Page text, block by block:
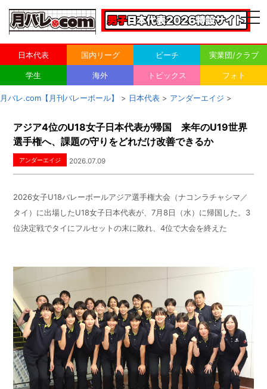
日本代表 国内リーグ ビーチ 実業団/クラブ
学生 海外 トピックス フォト
月バレ.com【月刊バレーボール】 > 日本代表 > アンダーエイジ >
アジア4位のU18女子日本代表が帰国 来年のU19世界
選手権へ、課題の守りをどれだけ改善できるか
アンダーエイジ 2026.07.09
2026女子U18バレーボールアジア選手権大会（ナコンラチャシマ／
タイ）に出場したU18女子日本代表が、7月8日（水）に帰国した。 3
位決定戦でタイにフルセットの末に敗れ、4位で大会を終えた